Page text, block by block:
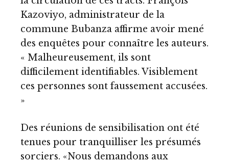
Kazoviyo, administrateur de la
commune Bubanza affirme avoir mené
des enquêtes pour connaître les auteurs.
« Malheureusement, ils sont
difficilement identifiables. Visiblement
ces personnes sont faussement accusées.
»
Des réunions de sensibilisation ont été
tenues pour tranquilliser les présumés
sorciers. «Nous demandons aux